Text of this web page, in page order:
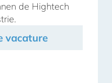
de Hightech
vacature